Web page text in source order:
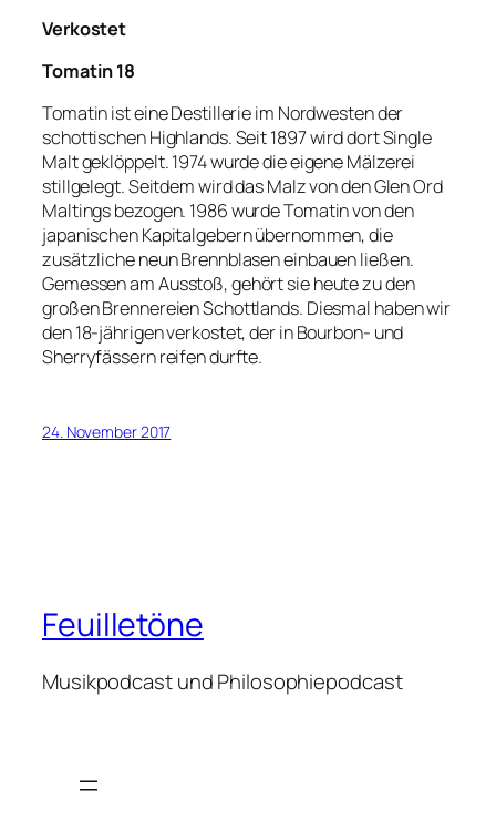
Verkostet
Tomatin 18
Tomatin ist eine Destillerie im Nordwesten der
schottischen Highlands. Seit 1897 wird dort Single
Malt geklöppelt. 1974 wurde die eigene Mälzerei
stillgelegt. Seitdem wird das Malz von den Glen Ord
Maltings bezogen. 1986 wurde Tomatin von den
japanischen Kapitalgebern übernommen, die
zusätzliche neun Brennblasen einbauen ließen.
Gemessen am Ausstoß, gehört sie heute zu den
großen Brennereien Schottlands. Diesmal haben wir
den 18-jährigen verkostet, der in Bourbon- und
Sherryfässern reifen durfte.
24. November 2017
Feuilletöne
Musikpodcast und Philosophiepodcast